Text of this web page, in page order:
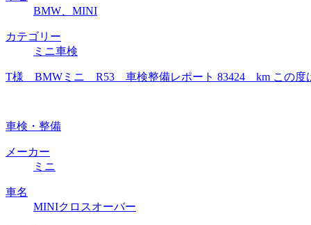
BMW、MINI
カテゴリー
ミニ車検
T様 BMWミニ R53 車検整備レポート 83424 km この度
車検・整備
メーカー
ミニ
車名
MINIクロスオーバー